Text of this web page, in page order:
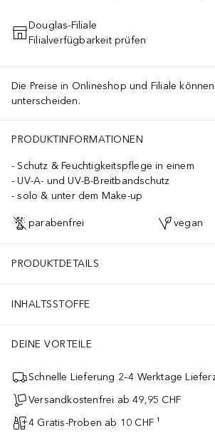
IN DEN WARENKORB
Douglas-Filiale
Filialverfügbarkeit prüfen
Die Preise in Onlineshop und Filiale
unterscheiden.
PRODUKTINFORMATIONEN
Schutz & Feuchtigkeitspflege in einem
UV-A- und UV-B-Breitbandschutz
solo & unter dem Make-up
parabenfrei vegan
PRODUKTDETAILS
INHALTSSTOFFE
DEINE VORTEILE
Schnelle Lieferung 2–4 Werktage
Versandkostenfrei ab 49,95 CHF
4 Gratis-Proben ab 10 CHF ¹